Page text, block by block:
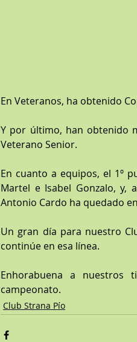
En Veteranos, ha obtenido
Y por último, han obtenido
Veterano Senior.
En cuanto a equipos, el 1º
Martel e Isabel Gonzalo, y,
Antonio Cardo ha quedado
Un gran día para nuestro
continúe en esa línea.
Enhorabuena a nuestros
campeonato.
Club Strana Pío